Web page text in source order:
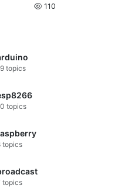
110
topics
topics
topics
topics